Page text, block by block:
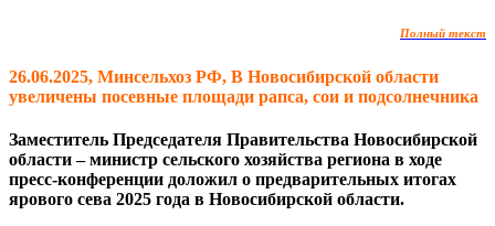
Полный текст
26.06.2025, Минсельхоз РФ, В Новосибирской области
увеличены посевные площади рапса, сои и подсолнечника
Заместитель Председателя Правительства Новосибирской
области – министр сельского хозяйства региона в ходе
пресс-конференции доложил о предварительных итогах
ярового сева 2025 года в Новосибирской области.